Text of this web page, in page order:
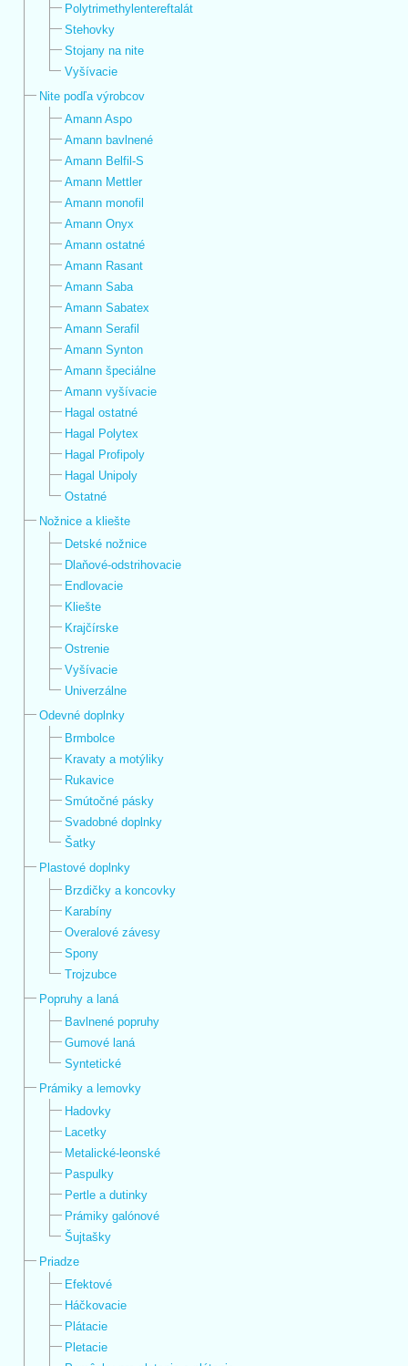
Polytrimethylentereftalát
Stehovky
Stojany na nite
Vyšívacie
Nite podľa výrobcov
Amann Aspo
Amann bavlnené
Amann Belfil-S
Amann Mettler
Amann monofil
Amann Onyx
Amann ostatné
Amann Rasant
Amann Saba
Amann Sabatex
Amann Serafil
Amann Synton
Amann špeciálne
Amann vyšívacie
Hagal ostatné
Hagal Polytex
Hagal Profipoly
Hagal Unipoly
Ostatné
Nožnice a kliešte
Detské nožnice
Dlaňové-odstrihovacie
Endlovacie
Kliešte
Krajčírske
Ostrenie
Vyšívacie
Univerzálne
Odevné doplnky
Brmbolce
Kravaty a motýliky
Rukavice
Smútočné pásky
Svadobné doplnky
Šatky
Plastové doplnky
Brzdičky a koncovky
Karabíny
Overalové závesy
Spony
Trojzubce
Popruhy a laná
Bavlnené popruhy
Gumové laná
Syntetické
Prámiky a lemovky
Hadovky
Lacetky
Metalické-leonské
Paspulky
Pertle a dutinky
Prámiky galónové
Šujtašky
Priadze
Efektové
Háčkovacie
Plátacie
Pletacie